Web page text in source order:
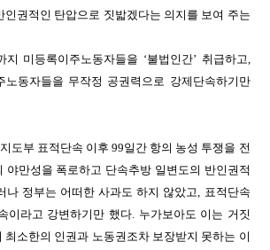
인권적인 탄압으로 짓밟겠다는 의지를 보여 주는
미등록이주노동자들을 ‘불법인간’ 취급하고,
노동자들을 무작정 공권력으로 강제단속하기만
도부 표적단속 이후 99일간 항의 농성 투쟁을 전
야만성을 폭로하고 단속추방 일변도의 반인권적
나 정부는 어떠한 사과도 하지 않았고, 표적단속
이라고 강변하기만 했다. 누가보아도 이는 거짓
최소한의 인권과 노동권조차 보장받지 못하는 이